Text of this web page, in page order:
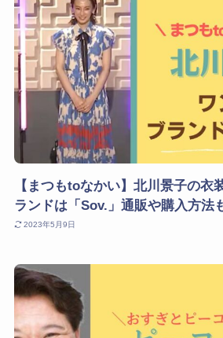
【まつもtoなかい】北川景子の衣
ランドは「Sov.」通販や購入方法
2023年5月9日